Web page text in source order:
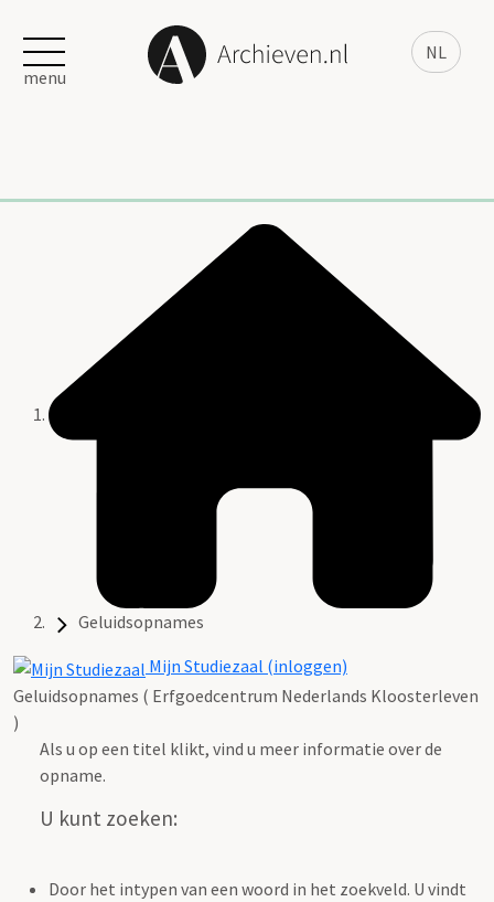
NL
menu
Geluidsopnames
Mijn Studiezaal (inloggen)
Geluidsopnames ( Erfgoedcentrum Nederlands Kloosterleven
)
Als u op een titel klikt, vind u meer informatie over de
opname.
U kunt zoeken:
Door het intypen van een woord in het zoekveld. U vindt